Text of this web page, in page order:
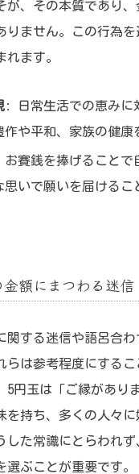
が、その本質であり
りません。この行為を
れます。
: 日常生活での恵みに
作や平和、家族の健康
賽銭を捧げることで
思いで願いを届けるこ
金額にまつわる迷信
関する迷信や語呂合
らは参考程度にする
5円玉は「ご縁があり
を持ち、多くの人々
した常識にとらわれ
選ぶことが重要です。